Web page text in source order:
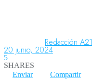
Redacción A21
20 junio, 2024
5
SHARES
Enviar
Compartir